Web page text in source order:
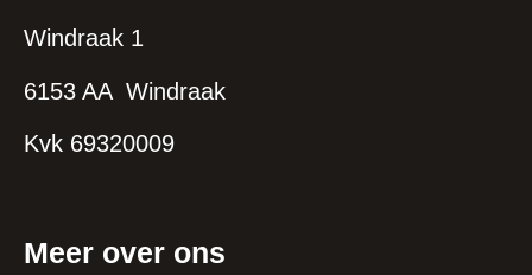
Windraak 1
6153 AA Windraak
Kvk 69320009
Meer over ons